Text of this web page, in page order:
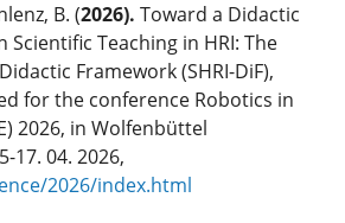
B. (2026). Toward a Didactic
Scientific Teaching in HRI: The
Framework (SHRI-DiF),
for the conference Robotics in
2026, in Wolfenbüttel
17. 04. 2026,
2026/index.html